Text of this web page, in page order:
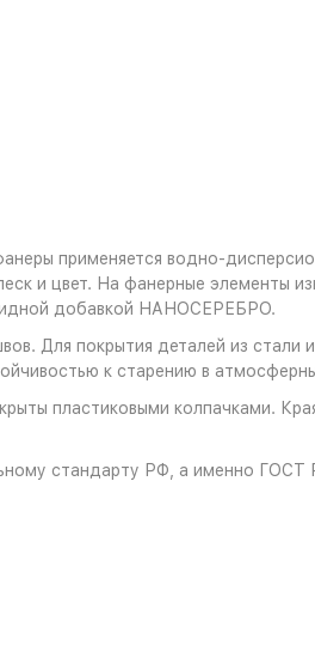
применяется водно-
и цвет. На фанерные элементы
добавкой НАНОСЕРЕБРО.
Для покрытия деталей из стали
к старению в
пластиковыми колпачками.
стандарту РФ, а именно